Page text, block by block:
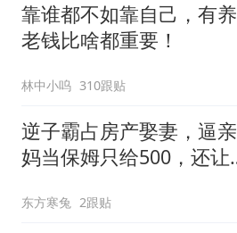
靠谁都不如靠自己，有养
老钱比啥都重要！
林中小呜 310跟贴
逆子霸占房产娶妻，逼亲
妈当保姆只给500，还让
东方寒兔 2跟贴